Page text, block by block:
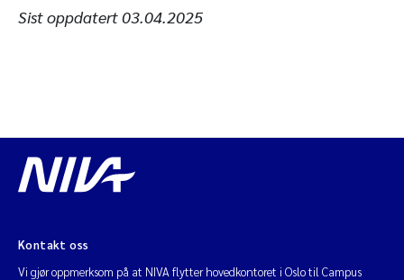
Sist oppdatert03.04.2025
Kontakt oss
Vi gjør oppmerksom på at NIVA flytter hovedkontoret i Oslo til Campus